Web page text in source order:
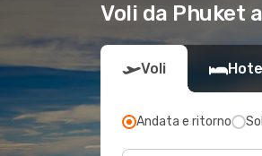
Voli da Phuket
Voli
Andata e ritorno